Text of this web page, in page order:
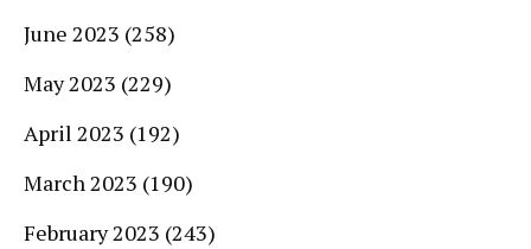
June 2023 (258)
May 2023 (229)
April 2023 (192)
March 2023 (190)
February 2023 (243)